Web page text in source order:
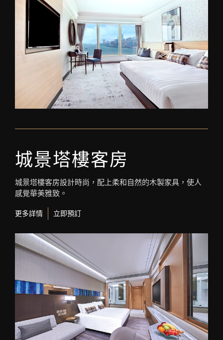
城景塔樓客房
城景塔樓客房設計時尚，配上柔和自然的木製家具，使人
感覺華美雅致。
更多詳情 立即預訂